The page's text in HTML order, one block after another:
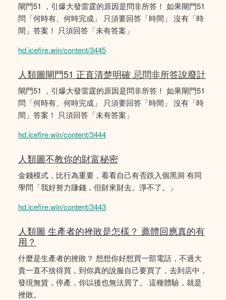
閘門51 ，引爆大發雷霆的原因是問非所答！ 如果閘門51
問「何時有、何時完成」 只須要回答「時間」 沒有「時
間」答案！ 只須回答「未有答案」
hd.icefire.win/content/3445
人類圖閘門51 正直清楚明確 忌問非所答說廢計
閘門51 ，引爆大發雷霆的原因是問非所答！ 如果閘門51
問「何時有、何時完成」 只須要回答「時間」 沒有「時
間」答案！ 只須回答「未有答案」
hd.icefire.win/content/3444
人類圖不教你的財富秘密
金錢模式，比行為重要，看看自己有否跌入個黑洞 有同
學問「我好努力賺錢，但財來財去。淨不了。」
hd.icefire.win/content/3443
人類圖 生產者的挫敗是怎樣？ 薦體回應真的有
用？
什麼是生產者的挫敗？ 想想你好想買一部電話，不過大
貴一直不捨得買，到你真的說服自己要買了，去到店中，
發現無貨，停產，你以後也無法買了。 這種體驗，就是
挫敗。